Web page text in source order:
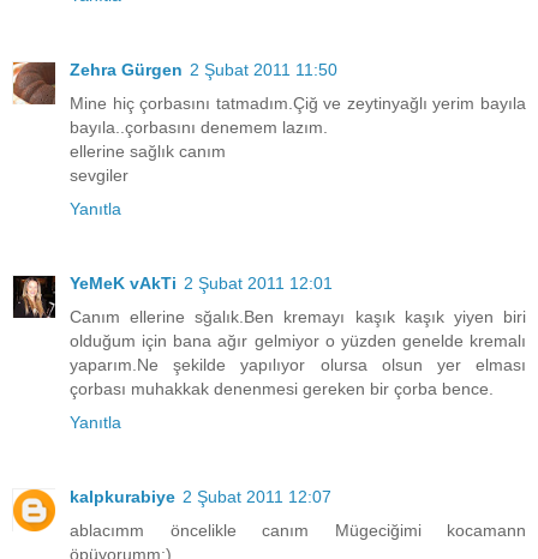
Zehra Gürgen 2 Şubat 2011 11:50
Mine hiç çorbasını tatmadım.Çiğ ve zeytinyağlı yerim bayıla
bayıla..çorbasını denemem lazım.
ellerine sağlık canım
sevgiler
Yanıtla
YeMeK vAkTi 2 Şubat 2011 12:01
Canım ellerine sğalık.Ben kremayı kaşık kaşık yiyen biri
olduğum için bana ağır gelmiyor o yüzden genelde kremalı
yaparım.Ne şekilde yapılıyor olursa olsun yer elması
çorbası muhakkak denenmesi gereken bir çorba bence.
Yanıtla
kalpkurabiye 2 Şubat 2011 12:07
ablacımm öncelikle canım Mügeciğimi kocamann
öpüyorumm:)